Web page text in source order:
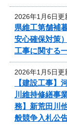
2026年1月6日更
県維工第舗補
安心確保対策
工事に関する
2026年1月5日更
【建設工事
川維持修繕事
務】新荒田川
般競争入札公